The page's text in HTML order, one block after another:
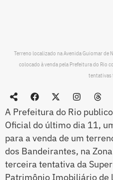
Terreno localizado na Avenida Guiomar de
colocado à venda pela Prefeitura do Rio
tentativas
A Prefeitura do Rio
Oficial do último dia 11,
para a venda de um
dos Bandeirantes, na
terceira tentativa da
Patrimônio Imobiliário de